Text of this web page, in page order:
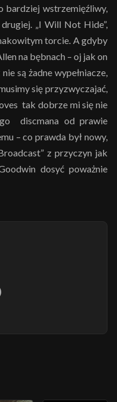
bardziej wstrzemięźliwy,
„I Will Not Hide”,
torcie. A gdyby
na bębnach – oj jak on
są żadne wypełniacze,
się przyzwyczajać,
tak dobrze mi się nie
discmana od prawie
– co prawda był nowy,
z przyczyn jak
dosyć poważnie